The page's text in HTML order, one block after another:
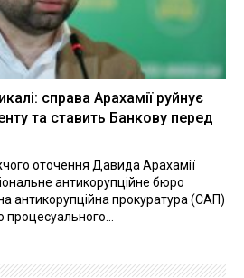
справа Арахамії руйнує
та ставить Банкову перед
оточення Давида Арахамії
антикорупційне бюро
антикорупційна прокуратура (САП)